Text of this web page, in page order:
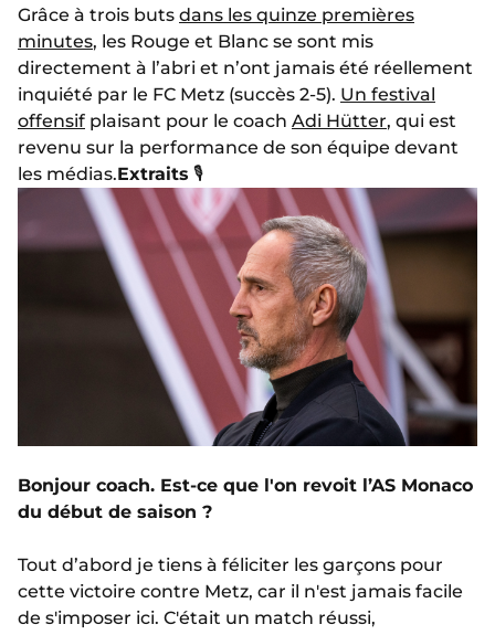
Grâce à trois buts dans les quinze premières
minutes, les Rouge et Blanc se sont mis
directement à l’abri et n’ont jamais été réellement
inquiété par le FC Metz (succès 2-5). Un festival
offensif plaisant pour le coach Adi Hütter, qui est
revenu sur la performance de son équipe devant
les médias.Extraits 🎙️
Bonjour coach. Est-ce que l'on revoit l’AS Monaco
du début de saison ?
Tout d’abord je tiens à féliciter les garçons pour
cette victoire contre Metz, car il n'est jamais facile
de s'imposer ici. C'était un match réussi,